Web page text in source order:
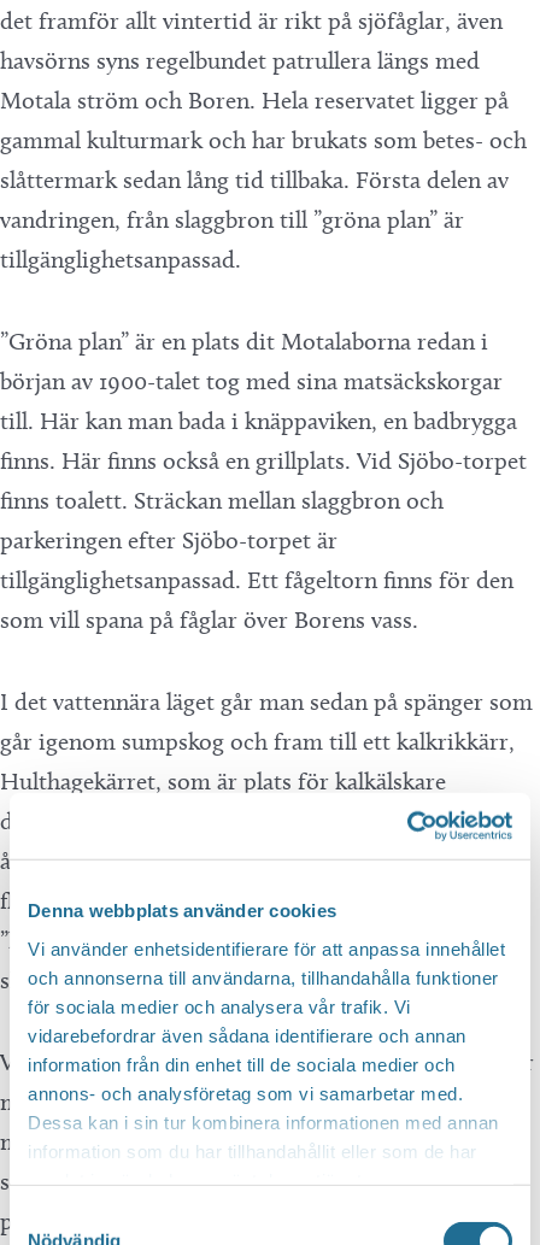
Denna webbplats använder cookies
Vi använder enhetsidentifierare för att anpassa innehållet
och annonserna till användarna, tillhandahålla funktioner
för sociala medier och analysera vår trafik. Vi
vidarebefordrar även sådana identifierare och annan
information från din enhet till de sociala medier och
annons- och analysföretag som vi samarbetar med.
Dessa kan i sin tur kombinera informationen med annan
information som du har tillhandahållit eller som de har
Samtyckesval
Nödvändig
det framför allt vintertid är rikt på sjöfåglar, även
havsörns syns regelbundet patrullera längs med
Motala ström och Boren. Hela reservatet ligger på
gammal kulturmark och har brukats som betes- och
slåttermark sedan lång tid tillbaka. Första delen av
vandringen, från slaggbron till ”gröna plan” är
tillgänglighetsanpassad.
”Gröna plan” är en plats dit Motalaborna redan i
början av 1900-talet tog med sina matsäckskorgar
till. Här kan man bada i knäppaviken, en badbrygga
finns. Här finns också en grillplats. Vid Sjöbo-torpet
finns toalett. Sträckan mellan slaggbron och
parkeringen efter Sjöbo-torpet är
tillgänglighetsanpassad. Ett fågeltorn finns för den
som vill spana på fåglar över Borens vass.
I det vattennära läget går man sedan på spänger som
går igenom sumpskog och fram till ett kalkrikkärr,
Hulthagekärret, som är plats för kalkälskare
däribland många orkidéer. Här kan man i
årstidsordning hitta bland annat majviva,
flugblomster, vaxnycklar, blodnycklar, den
”köttätande” tätörten, kärrknipprot och
slåtterblomma.
Vandringen fortsätter på olika storlekar på småvägar
med hus och hagar och slutligen på större stig där
man går en längre stäcka genom åkermark för att
sedan komma ut på skogsväg. Märkningen visar sen
på en längre grusväg genom åkermark som mynnar